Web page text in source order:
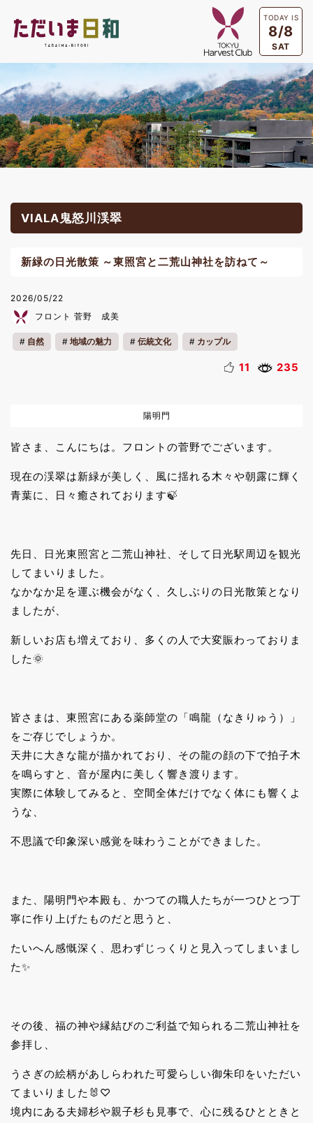
TODAY IS
8/8
SAT
VIALA鬼怒川渓翠
新緑の日光散策 ～東照宮と二荒山神社を訪ねて～
2026/05/22
フロント 菅野 成美
自然 地域の魅力 伝統文化 カップル
歴史 11 235
陽明門
皆さま、こんにちは。フロントの菅野でございます。
現在の渓翠は新緑が美しく、風に揺れる木々や朝露に輝く
青葉に、日々癒されております🍃
先日、日光東照宮と二荒山神社、そして日光駅周辺を観光
してまいりました。
なかなか足を運ぶ機会がなく、久しぶりの日光散策となり
ましたが、
新しいお店も増えており、多くの人で大変賑わっておりま
した🌞
皆さまは、東照宮にある薬師堂の「鳴龍（なきりゅう）」
をご存じでしょうか。
天井に大きな龍が描かれており、その龍の顔の下で拍子木
を鳴らすと、音が屋内に美しく響き渡ります。
実際に体験してみると、空間全体だけでなく体にも響くよ
うな、
不思議で印象深い感覚を味わうことができました。
また、陽明門や本殿も、かつての職人たちが一つひとつ丁
寧に作り上げたものだと思うと、
たいへん感慨深く、思わずじっくりと見入ってしまいまし
た✨
その後、福の神や縁結びのご利益で知られる二荒山神社を
参拝し、
うさぎの絵柄があしらわれた可愛らしい御朱印をいただい
てまいりました🐰♡
境内にある夫婦杉や親子杉も見事で、心に残るひとときと